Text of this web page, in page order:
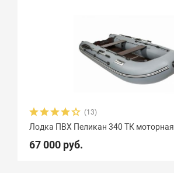
(13)
Лодка ПВХ Пеликан 340 ТК моторная
67 000 руб.